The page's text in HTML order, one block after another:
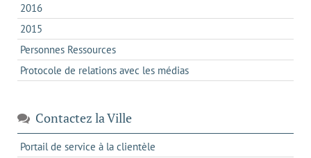
2016
2015
Personnes Ressources
Protocole de relations avec les médias
Contactez la Ville
Portail de service à la clientèle